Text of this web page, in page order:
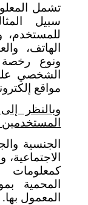
تشمل
سبيل
للمستخدم،
الهاتف،
ونوع رخصة
الشخصي
مواقع
وبالنظر
الجنسية
المحمية
المعمول بها.